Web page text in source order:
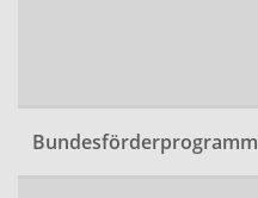
Bundesförderprogramm